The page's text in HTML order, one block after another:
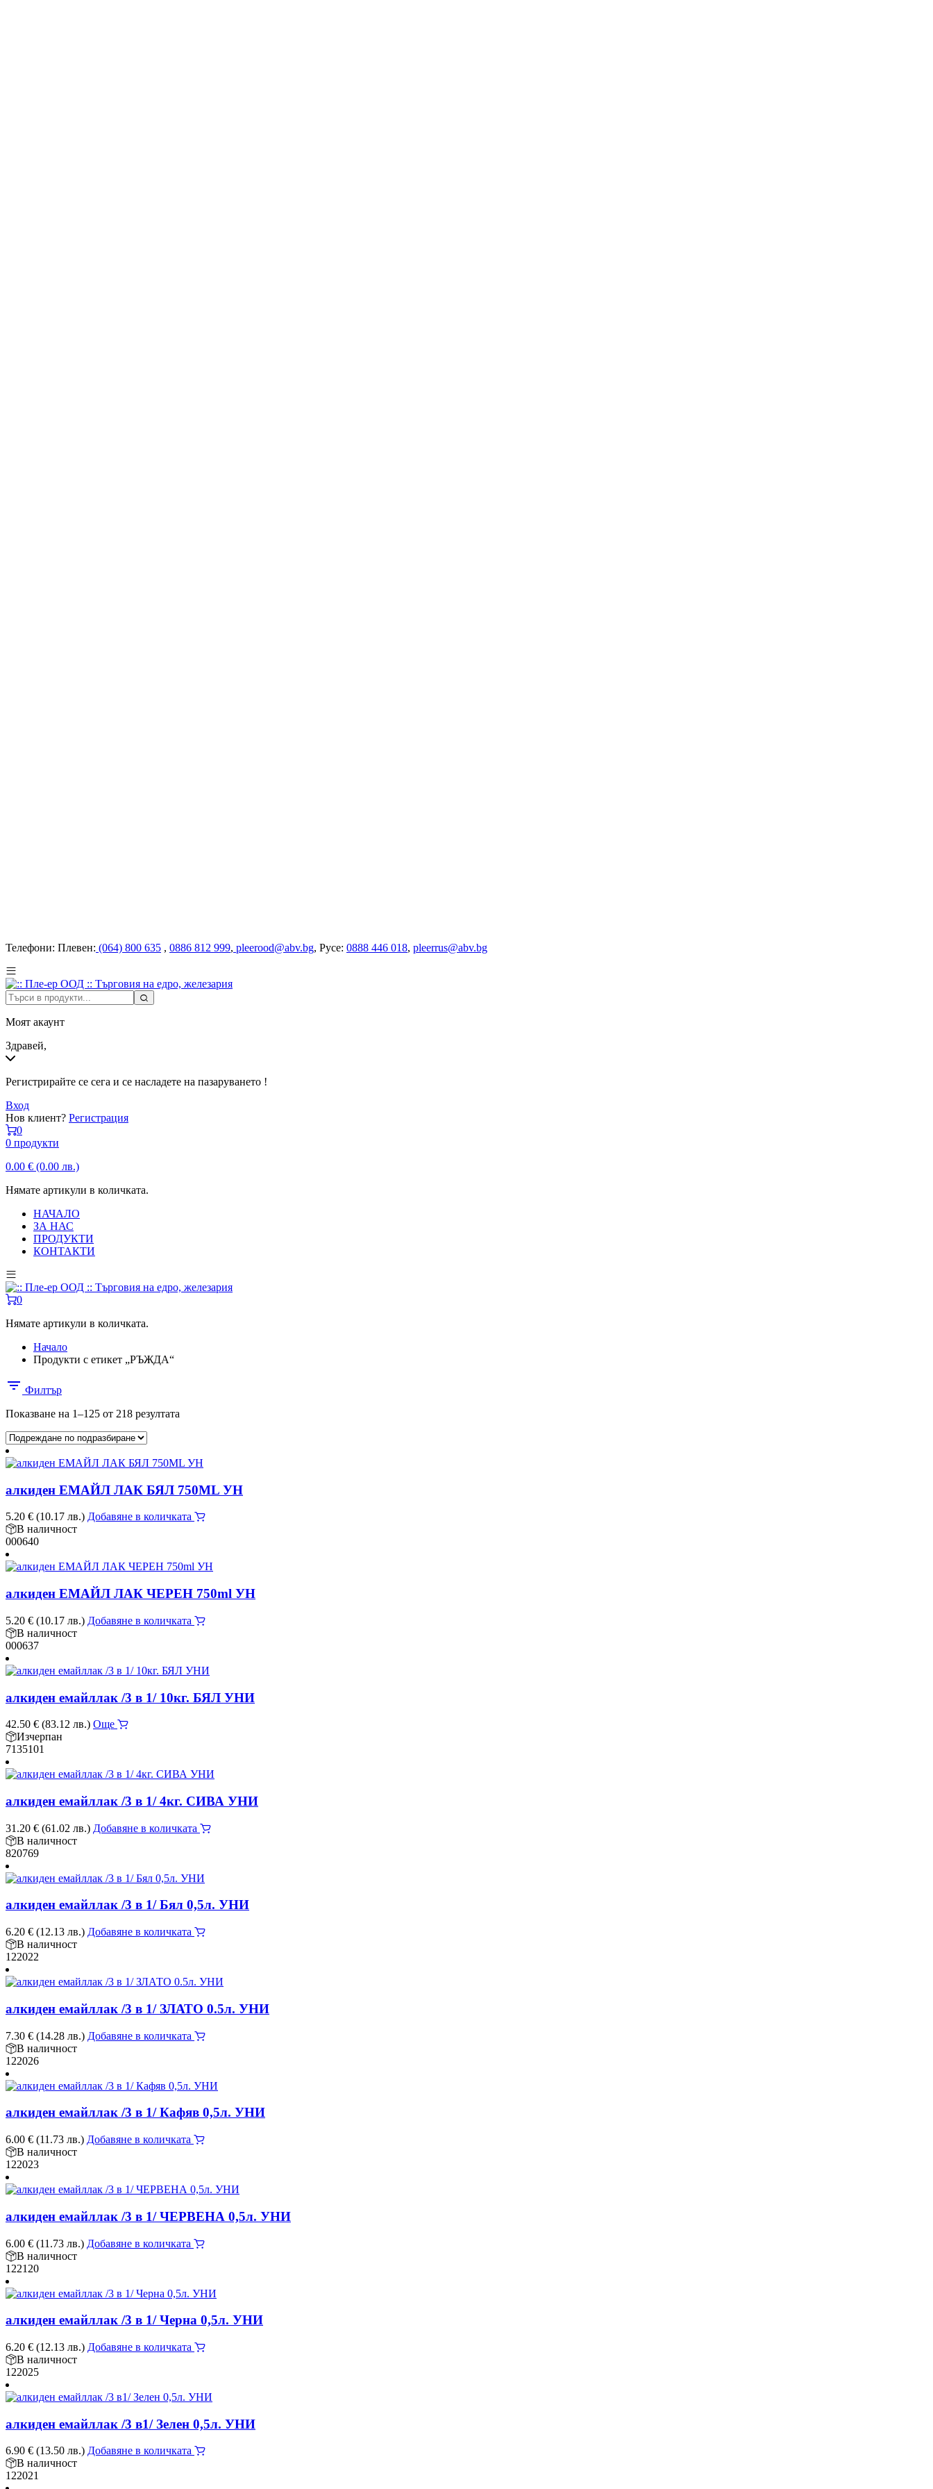
Телефони: Плевен: (064) 800 635 , 0886 812 999, pleerood@abv.bg, Русе: 0888 446 018, pleerrus@abv.bg
Моят акаунт
Здравей,
Регистрирайте се сега и се насладете на пазаруването !
Вход
Нов клиент? Регистрация
0
0 продукти
0.00 € (0.00 лв.)
Нямате артикули в количката.
НАЧАЛО
ЗА НАС
ПРОДУКТИ
КОНТАКТИ
0
Нямате артикули в количката.
Начало
Продукти с етикет „РЪЖДА“
Филтър
Показване на 1–125 от 218 резултата
алкиден ЕМАЙЛ ЛАК БЯЛ 750ML УН
5.20 € (10.17 лв.) Добавяне в количката
В наличност
000640
алкиден ЕМАЙЛ ЛАК ЧЕРЕН 750ml УН
5.20 € (10.17 лв.) Добавяне в количката
В наличност
000637
алкиден емайллак /3 в 1/ 10кг. БЯЛ УНИ
42.50 € (83.12 лв.) Още
Изчерпан
7135101
алкиден емайллак /3 в 1/ 4кг. СИВА УНИ
31.20 € (61.02 лв.) Добавяне в количката
В наличност
820769
алкиден емайллак /3 в 1/ Бял 0,5л. УНИ
6.20 € (12.13 лв.) Добавяне в количката
В наличност
122022
алкиден емайллак /3 в 1/ ЗЛАТО 0.5л. УНИ
7.30 € (14.28 лв.) Добавяне в количката
В наличност
122026
алкиден емайллак /3 в 1/ Кафяв 0,5л. УНИ
6.00 € (11.73 лв.) Добавяне в количката
В наличност
122023
алкиден емайллак /3 в 1/ ЧЕРВЕНА 0,5л. УНИ
6.00 € (11.73 лв.) Добавяне в количката
В наличност
122120
алкиден емайллак /3 в 1/ Черна 0,5л. УНИ
6.20 € (12.13 лв.) Добавяне в количката
В наличност
122025
алкиден емайллак /3 в1/ Зелен 0,5л. УНИ
6.90 € (13.50 лв.) Добавяне в количката
В наличност
122021